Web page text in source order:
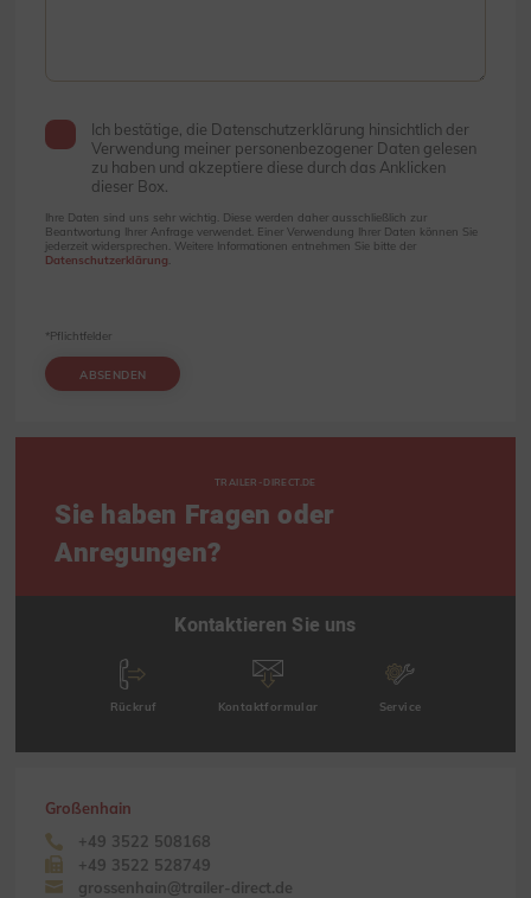
Ich bestätige, die Datenschutzerklärung hinsichtlich der
Verwendung meiner personenbezogener Daten gelesen
zu haben und akzeptiere diese durch das Anklicken
dieser Box.
Ihre Daten sind uns sehr wichtig. Diese werden daher ausschließlich zur
Beantwortung Ihrer Anfrage verwendet. Einer Verwendung Ihrer Daten können Sie
jederzeit widersprechen. Weitere Informationen entnehmen Sie bitte der
Datenschutzerklärung
ABSENDEN
*Pflichtfelder
TRAILER-DIRECT.DE
Sie haben Fragen oder
Anregungen?
Kontaktieren Sie uns
Rückruf Kontaktformular Service
Großenhain
+49 3522 508168
+49 3522 528749
grossenhain@trailer-direct.de